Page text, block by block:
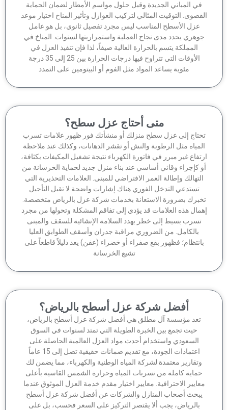
في المباني الجديدة وقبل حلول مواسم الأمطار لضمان الحماية
التوقيت المثالي لتركيب العوازل وتأثير المناخ اختيار موعد
عزل الأسطح المناسب ليس مجرد تفصيل ثانوي، بل هو عامل
يحدد مدى نجاح العملية واستمراريتها لسنوات. المناخ في
المملكة يتسم بالحرارة العالية صيفاً، لذا فإن تنفيذ العزل في
الأوقات التي تتراوح فيها درجات الحرارة بين 25 إلى 35 درجة
مئوية يساعد المواد مثل الفوم أو البيتومين على التمدد
متى أحتاج عزل سطح؟
إلى عزل سطح منزلك أو منشأتك فور ظهور علامات تسرب
مثل الرطوبة والنش أو تقشر الدهانات، وكذلك عند ملاحظة
غير مبرر في فاتورة الكهرباء نتيجة تشغيل المكيفات بكثافة،
كإجراء وقائي أساسي عند بناء منزل جديد لحماية الخرسانة من
وإطالة العمر الافتراضي للمبنى. العلامات التحذيرية التي
تستدعي التدخل الفوري هناك إشارات واضحة لا تقبل التأجيل
بضرورة الاستعانة بخدمات شركة عزل بالرياض متخصصة.
هذه العلامات قد يؤدي إلى تفاقم المشكلة وتحولها من مجرد
تسرب بسيط إلى خطر يهدد السلامة الإنشائية للسقف والمبنى
بالكامل. من الضروري مراقبة جدران وأسقف الطوابق العليا
فظهور بقع صفراء أو خضراء (عفن) يعد دليلاً قاطعاً على
تشبع الخرسانة
أفضل شركة عزل أسطح بالرياض؟
تعد مؤسسة آل مطلق هي أفضل شركة عزل أسطح بالرياض،
حيث تجمع بين الخبرة الطويلة التي تمتد لسنوات في السوق
السعودي واستخدام أحدث مواد العزل العالمية الحاصلة على
اعتمادات الجودة، مع تقديم ضمانات حقيقية تصل إلى 15 عاماً
وتقارير معتمدة لشركة المياه الوطنية والكهرباء، مما يضمن لك
حماية كاملة من تسربات المياه وحرارة الشمس القاسية بأعلى
الاحترافية. معايير اختيار مقدم خدمة العزل الموثوق عندما
يبحث أصحاب المنازل والشركات عن أفضل شركة عزل أسطح
بالرياض، يجب ألا يقتصر التركيز على السعر فحسب، بل على